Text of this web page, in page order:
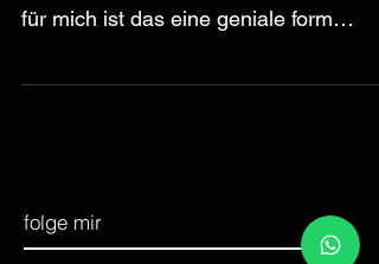
für mich ist das eine geniale form
folge mir